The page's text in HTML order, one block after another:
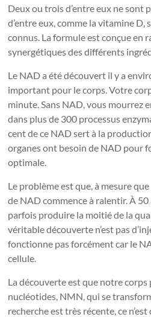
Deux ou trois d’entre eux ne sont
d’entre eux, comme la vitamine
connus. La formule est conçue en
synergétiques des différents
Le NAD a été découvert il y a
important pour le corps. Votre
minute. Sans NAD, vous mourrez
dans plus de 300 processus
cent de ce NAD sert à la
organes ont besoin de NAD pour
optimale.
Le problème est que, à mesure
de NAD commence à ralentir. À
parfois produire la moitié de la
véritable découverte n’est pas
fonctionne pas forcément car le
cellule.
La découverte est que notre
nucléotides, NMN, qui se
recherche est très récente, ce